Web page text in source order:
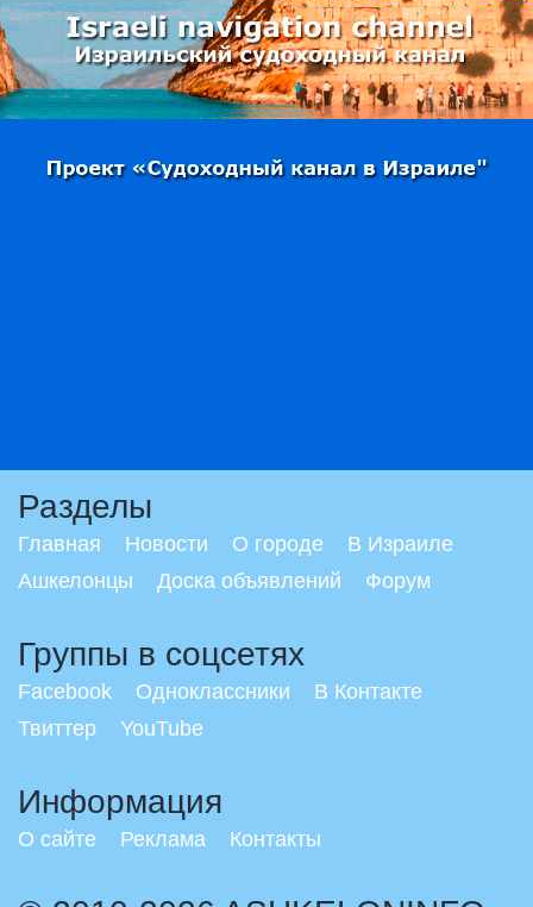
Разделы
Главная Новости О городе
В Израиле
Ашкелонцы
Доска объявлений Форум
Группы в соцсетях
Facebook Одноклассники
В Контакте
Твиттер
YouTube
Информация
О сайте Реклама Контакты